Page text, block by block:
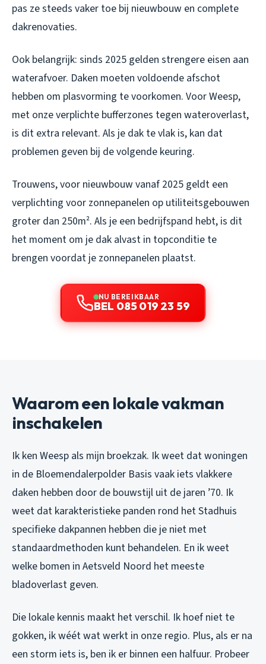
pas ze steeds vaker toe bij nieuwbouw en complete
dakrenovaties.
Ook belangrijk: sinds 2025 gelden strengere eisen aan
waterafvoer. Daken moeten voldoende afschot
hebben om plasvorming te voorkomen. Voor Weesp,
met onze verplichte bufferzones tegen wateroverlast,
is dit extra relevant. Als je dak te vlak is, kan dat
problemen geven bij de volgende keuring.
Trouwens, voor nieuwbouw vanaf 2025 geldt een
verplichting voor zonnepanelen op utiliteitsgebouwen
groter dan 250m². Als je een bedrijfspand hebt, is dit
het moment om je dak alvast in topconditie te
brengen voordat je zonnepanelen plaatst.
NU BEREIKBAAR
BEL 085 019 23 59
Waarom een lokale vakman
inschakelen
Ik ken Weesp als mijn broekzak. Ik weet dat woningen
in de Bloemendalerpolder Basis vaak iets vlakkere
daken hebben door de bouwstijl uit de jaren ’70. Ik
weet dat karakteristieke panden rond het Stadhuis
specifieke dakpannen hebben die je niet met
standaardmethoden kunt behandelen. En ik weet
welke bomen in Aetsveld Noord het meeste
bladoverlast geven.
Die lokale kennis maakt het verschil. Ik hoef niet te
gokken, ik wéét wat werkt in onze regio. Plus, als er na
een storm iets is, ben ik er binnen een halfuur. Probeer